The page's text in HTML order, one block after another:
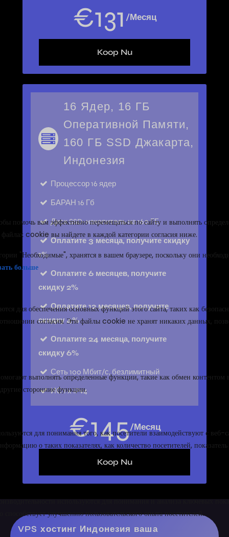
€131 /Месяц
Koop Nu
16 Ядер, 16 ГБ
Оперативной Памяти,
160 ГБ SSD Джакарта,
Индонезия
Процессор16 ядер
БАРАН 16 Гб
ДискSSD-накопитель на 160 ГБ
Оплатите 3 месяца, получите скидку
1%
Оплатите 6 месяцев, получите
скидку 2%
Оплатите 12 месяцев, получите
скидку 4%
Оплатите 24 месяца, получите
скидку 6%
Сеть 100 Мбит/с, безлимитный
ИС1 х IPv4
€145/Месяц
Koop Nu
VPS хостинг Индонезия ваша